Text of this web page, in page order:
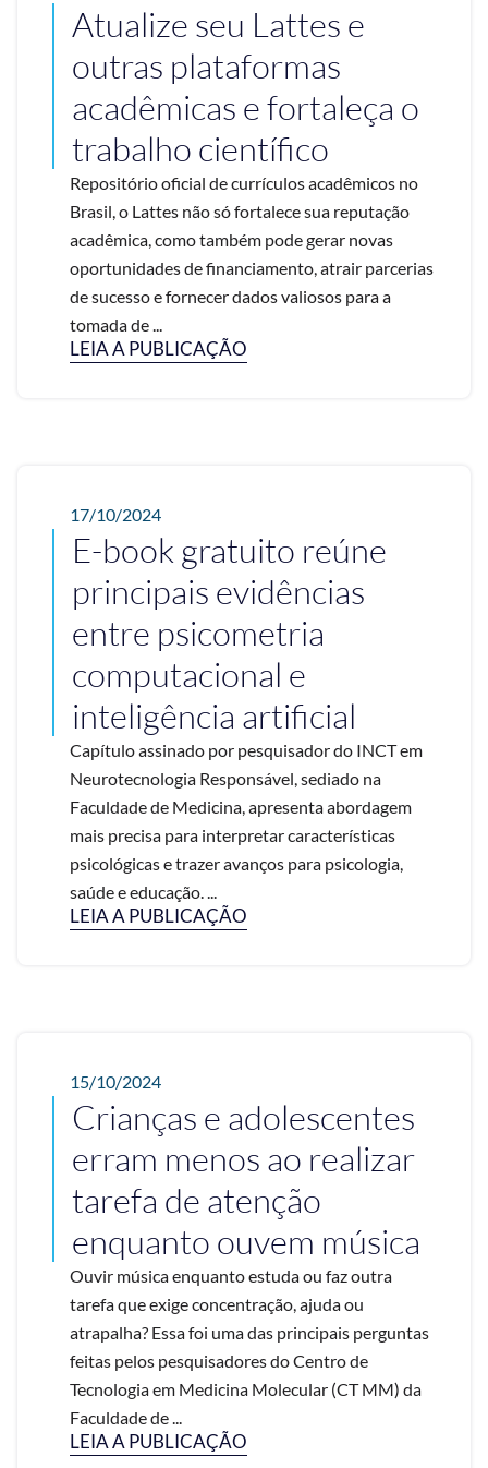
Atualize seu Lattes e
outras plataformas
acadêmicas e fortaleça o
trabalho científico
Repositório oficial de currículos acadêmicos no
Brasil, o Lattes não só fortalece sua reputação
acadêmica, como também pode gerar novas
oportunidades de financiamento, atrair parcerias
de sucesso e fornecer dados valiosos para a
tomada de ...
LEIA A PUBLICAÇÃO
17/10/2024
E-book gratuito reúne
principais evidências
entre psicometria
computacional e
inteligência artificial
Capítulo assinado por pesquisador do INCT em
Neurotecnologia Responsável, sediado na
Faculdade de Medicina, apresenta abordagem
mais precisa para interpretar características
psicológicas e trazer avanços para psicologia,
saúde e educação. ...
LEIA A PUBLICAÇÃO
15/10/2024
Crianças e adolescentes
erram menos ao realizar
tarefa de atenção
enquanto ouvem música
Ouvir música enquanto estuda ou faz outra
tarefa que exige concentração, ajuda ou
atrapalha? Essa foi uma das principais perguntas
feitas pelos pesquisadores do Centro de
Tecnologia em Medicina Molecular (CT MM) da
Faculdade de ...
LEIA A PUBLICAÇÃO